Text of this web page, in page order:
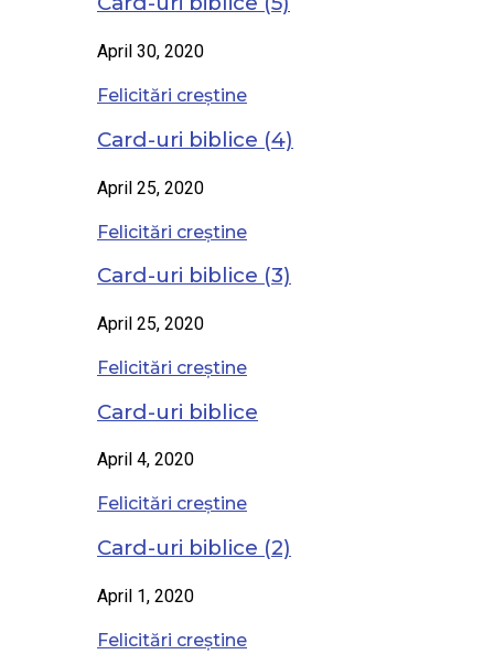
April 30, 2020
Felicitări creștine
Card-uri biblice (4)
April 25, 2020
Felicitări creștine
Card-uri biblice (3)
April 25, 2020
Felicitări creștine
Card-uri biblice
April 4, 2020
Felicitări creștine
Card-uri biblice (2)
April 1, 2020
Felicitări creștine